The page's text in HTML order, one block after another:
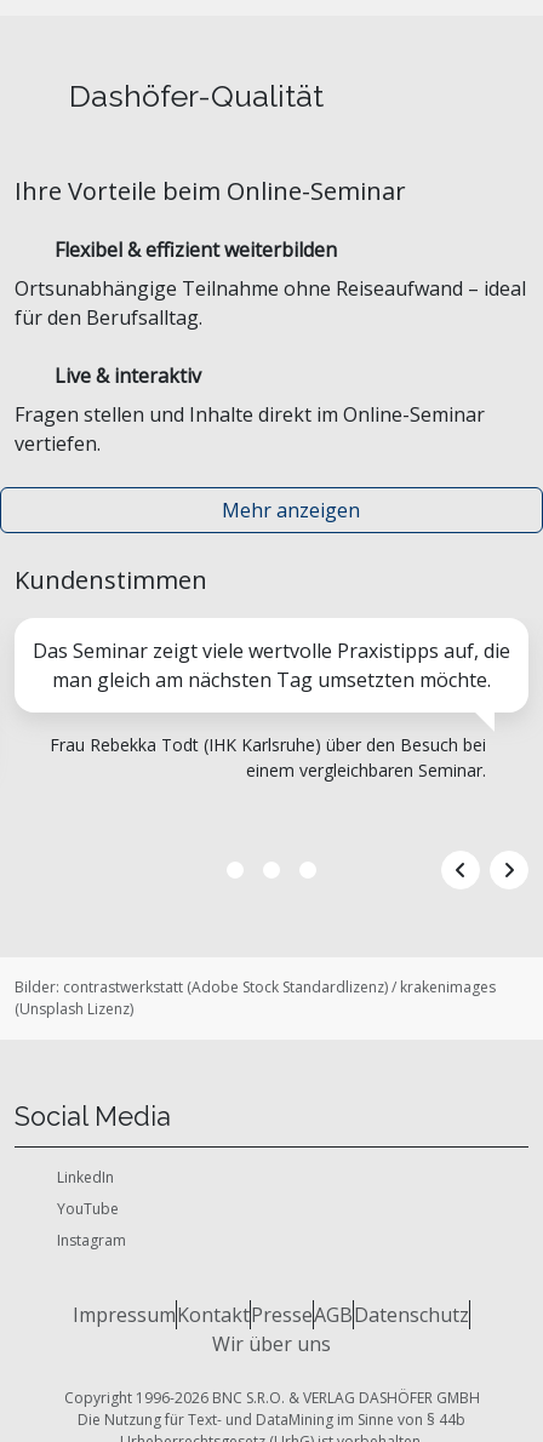
Dashöfer-Qualität
Ihre Vorteile beim Online-Seminar
Flexibel & effizient weiterbilden
Ortsunabhängige Teilnahme ohne Reiseaufwand – ideal
für den Berufsalltag.
Live & interaktiv
Fragen stellen und Inhalte direkt im Online-Seminar
vertiefen.
Mehr anzeigen
Kundenstimmen
Das Seminar zeigt viele wertvolle Praxistipps auf, die
man gleich am nächsten Tag umsetzten möchte.
Frau Rebekka Todt (IHK Karlsruhe) über den Besuch bei
einem vergleichbaren Seminar.
Bilder: contrastwerkstatt (Adobe Stock Standardlizenz)/ krakenimages
(Unsplash Lizenz)
Social Media
LinkedIn
YouTube
Instagram
ImpressumKontaktPresseAGBDatenschutz
Wir über uns
Copyright 1996-2026 BNC S.R.O. & VERLAG DASHÖFER GMBH
Die Nutzung für Text- und DataMining im Sinne von § 44b